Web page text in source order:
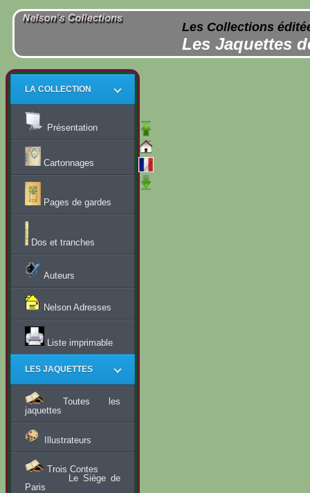
Les Collections
Les Jaquettes
LA COLLECTION
Présentation
Cartonnages
Pages de gardes
Dos et tranches
Auteurs
Nelson Adresses
Liste imprimable
LES JAQUETTES
Toutes les
jaquettes
Illustrateurs
Trois Contes
Le Siège de
Paris